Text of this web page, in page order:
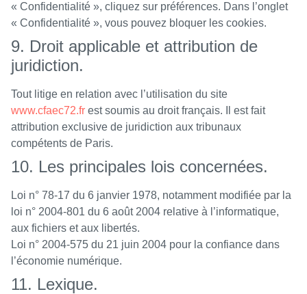
« Confidentialité », cliquez sur préférences. Dans l’onglet
« Confidentialité », vous pouvez bloquer les cookies.
9. Droit applicable et attribution de
juridiction.
Tout litige en relation avec l’utilisation du site
www.cfaec72.fr est soumis au droit français. Il est fait
attribution exclusive de juridiction aux tribunaux
compétents de Paris.
10. Les principales lois concernées.
Loi n° 78-17 du 6 janvier 1978, notamment modifiée par la
loi n° 2004-801 du 6 août 2004 relative à l’informatique,
aux fichiers et aux libertés.
Loi n° 2004-575 du 21 juin 2004 pour la confiance dans
l’économie numérique.
11. Lexique.